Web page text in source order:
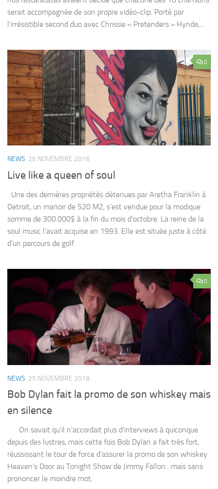
serait accompagnée de son propre vidéo-clip. Porté par
l’irrésistible second duo avec Chrissie « Pretenders » Hynde,...
0
NEWS 26 NOVEMBRE 2018
Live like a queen of soul
Une des dernières propriétés détenues par Aretha Franklin à
Detroit, un manoir de 520 M2, s’est vendue pour la modique
somme de 300.000$ à la fin du mois d’octobre. La reine de la
soul music l’avait acquise en 1993. Elle est située juste à côté
d’un parcours de golf.
0
NEWS 25 NOVEMBRE 2018
Bob Dylan fait la promo de son whiskey mais
en silence
On savait qu’il n’accordait plus d’interviews à quiconque
depuis des lustres, mais cette fois Bob Dylan a fait très fort,
réussissant le tour de force d’assurer la promo de son whiskey
Heaven’s Door au Tonight Show de Jimmy Fallon…mais sans
prononcer le moindre mot.